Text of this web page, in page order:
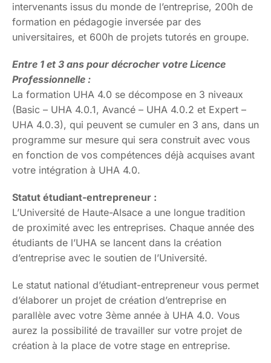
intervenants issus du monde de l’entreprise, 200h de
formation en pédagogie inversée par des
universitaires, et 600h de projets tutorés en groupe.
Entre 1 et 3 ans pour décrocher votre Licence
Professionnelle :
La formation UHA 4.0 se décompose en 3 niveaux
(Basic – UHA 4.0.1, Avancé – UHA 4.0.2 et Expert –
UHA 4.0.3), qui peuvent se cumuler en 3 ans, dans un
programme sur mesure qui sera construit avec vous
en fonction de vos compétences déjà acquises avant
votre intégration à UHA 4.0.
Statut étudiant-entrepreneur :
L’Université de Haute-Alsace a une longue tradition
de proximité avec les entreprises. Chaque année des
étudiants de l’UHA se lancent dans la création
d’entreprise avec le soutien de l’Université.
Le statut national d’étudiant-entrepreneur vous permet
d’élaborer un projet de création d’entreprise en
parallèle avec votre 3ème année à UHA 4.0. Vous
aurez la possibilité de travailler sur votre projet de
création à la place de votre stage en entreprise.